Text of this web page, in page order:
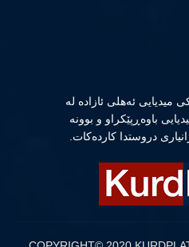
میدیایی ئەهلی ئازادە لە
باوەڕپێكراو و بوونە
دروستدا كاردەكات.